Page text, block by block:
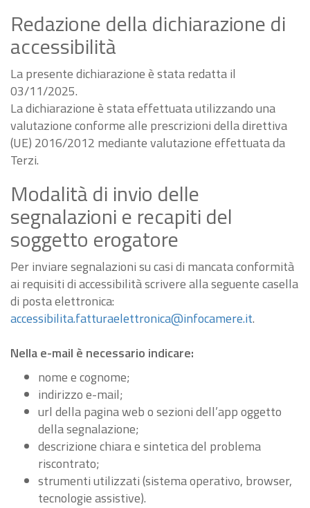
Redazione della dichiarazione di
accessibilità
La presente dichiarazione è stata redatta il
03/11/2025.
La dichiarazione è stata effettuata utilizzando una
valutazione conforme alle prescrizioni della direttiva
(UE) 2016/2012 mediante valutazione effettuata da
Terzi.
Modalità di invio delle
segnalazioni e recapiti del
soggetto erogatore
Per inviare segnalazioni su casi di mancata conformità
ai requisiti di accessibilità scrivere alla seguente casella
di posta elettronica:
accessibilita.fatturaelettronica@infocamere.it.
Nella e-mail è necessario indicare:
nome e cognome;
indirizzo e-mail;
url della pagina web o sezioni dell’app oggetto
della segnalazione;
descrizione chiara e sintetica del problema
riscontrato;
strumenti utilizzati (sistema operativo, browser,
tecnologie assistive).